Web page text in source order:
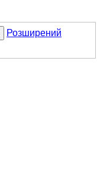
Розширений